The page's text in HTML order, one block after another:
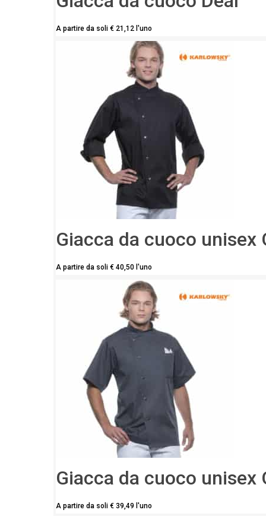
A partire da soli € 21,12 l'uno
Giacca da cuoco unisex
A partire da soli € 40,50 l'uno
Giacca da cuoco unisex
A partire da soli € 39,49 l'uno